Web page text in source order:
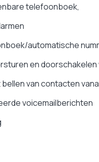
telefoonboek,
automatische
en
van contacten
voicemailberichten